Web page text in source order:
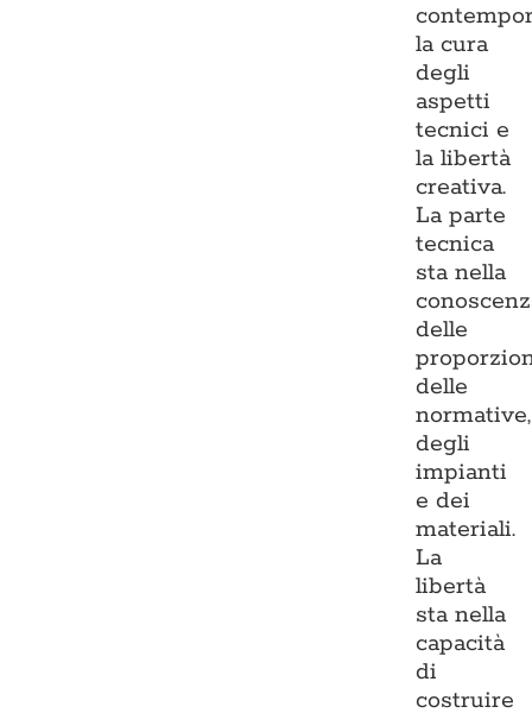
la cura
degli
aspetti
tecnici e
la libertà
creativa.
La parte
tecnica
sta nella
delle
delle
normative,
degli
impianti
e dei
materiali.
La
libertà
sta nella
capacità
di
costruire